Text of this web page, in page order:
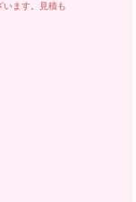
います。見積も